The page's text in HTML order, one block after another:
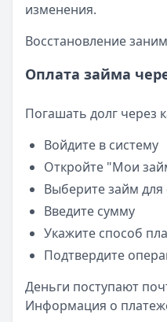
изменения.
Восстановление
Оплата займа
Погашать долг через
Войдите в систему
Откройте "Мои
Выберите займ для
Введите сумму
Укажите способ
Подтвердите
Деньги поступают
Информация о